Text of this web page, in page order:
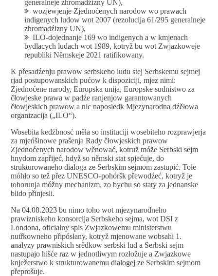
generalneje zhromadźizny UN),
wozjewjenje Zjednoćenych narodow wo prawach
indigenych ludow wot 2007 (rezolucija 61/295 generalneje
zhromadźizny UN),
ILO-dojednanje 169 wo indigenych a w kmjenach
bydlacych ludach wot 1989, kotryž bu wot Zwjazkoweje
republiki Němskeje 2021 ratifikowany.
K přesadźenju prawow serbskeho ludu stej Serbskemu sejmej
rjad postupowanskich pućow k dispoziciji, mjez nimi:
Zjednoćene narody, Europska unija, Europske sudnistwo za
čłowjeske prawa w padźe ranjenjow garantowanych
čłowjeskich prawow a nic naposledk Mjezynarodna dźěłowa
organizacija („ILO“).
Wosebita kedźbnosć měła so instituciji wosebiteho rozprawjerja
za mjeńšinowe prašenja Rady čłowjeskich prawow
Zjednoćenych narodow wěnować, kotruž móže Serbski sejm
hnydom zapřijeć, hdyž so němski stat spjećuje, do
strukturowaneho dialoga ze Serbskim sejmom zastupić. Tole
móhło so tež přez UNESCO-pohóršk přewodźeć, kotryž je
tohorunja móžny mechanizm, zo bychu so staty za jednanske
blido přinjesli.
Na 04.08.2023 bu nimo toho wot mjezynarodneho
prawizniskeho konsorcija Serbskeho sejma, wot DSI z
Londona, oficialny spis Zwjazkowemu ministerstwu
nutřkowneho připósłany, kotryž mjenowane wobsahi 1.
analyzy prawniskich srědkow serbski lud a Serbski sejm
nastupajo hišće raz w jednotliwym rozłožuje a Zwjazkowe
knježerstwo k strukturowanemu dialogej ze Serbskim sejmom
přeprošuje.